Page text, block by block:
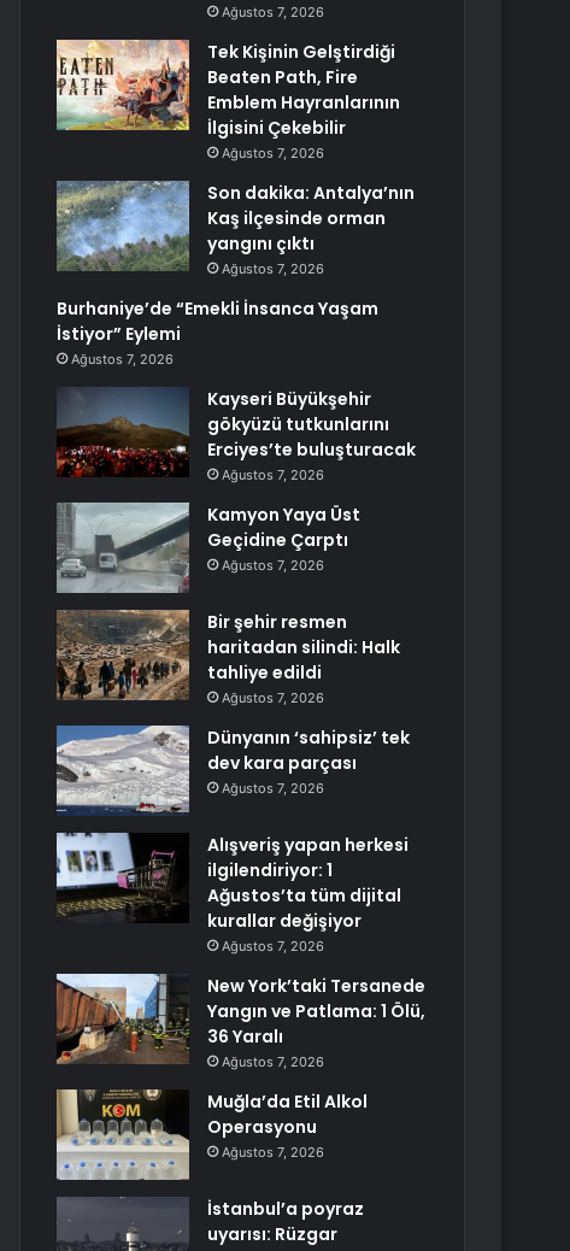
Ağustos 7, 2026
Tek Kişinin Gelştirdiği
Beaten Path, Fire
Emblem Hayranlarının
İlgisini Çekebilir
Ağustos 7, 2026
Son dakika: Antalya’nın
Kaş ilçesinde orman
yangını çıktı
Ağustos 7, 2026
Burhaniye’de “Emekli İnsanca Yaşam
İstiyor” Eylemi
Ağustos 7, 2026
Kayseri Büyükşehir
gökyüzü tutkunlarını
Erciyes’te buluşturacak
Ağustos 7, 2026
Kamyon Yaya Üst
Geçidine Çarptı
Ağustos 7, 2026
Bir şehir resmen
haritadan silindi: Halk
tahliye edildi
Ağustos 7, 2026
Dünyanın ‘sahipsiz’ tek
dev kara parçası
Ağustos 7, 2026
Alışveriş yapan herkesi
ilgilendiriyor: 1
Ağustos’ta tüm dijital
kurallar değişiyor
Ağustos 7, 2026
New York’taki Tersanede
Yangın ve Patlama: 1 Ölü,
36 Yaralı
Ağustos 7, 2026
Muğla’da Etil Alkol
Operasyonu
Ağustos 7, 2026
İstanbul’a poyraz
uyarısı: Rüzgar